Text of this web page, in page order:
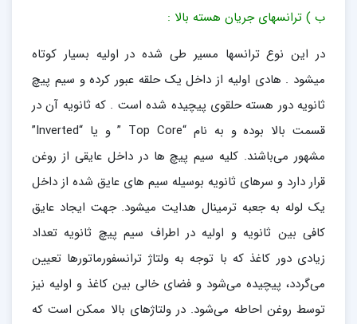
ب ) ترانسهای جریان هسته بالا :
در این نوع ترانسها مسیر طی شده در اولیه بسیار کوتاه
میشود . هادی اولیه از داخل یک حلقه عبور کرده و سیم پیچ
ثانویه دور هسته حلقوی پیچیده شده است . که ثانویه آن در
قسمت بالا بوده و به نام “Top Core ” و یا “Inverted”
مشهور می‌باشند. کلیه سیم پیچ ها در داخل عایقی از روغن
قرار دارد و سرهای ثانویه بوسیله سیم های عایق شده از داخل
یک لوله به جعبه ترمینال هدایت میشود. جهت ایجاد عایق
کافی بین ثانویه و اولیه در اطراف سیم پیچ ثانویه تعداد
زیادی دور کاغذ که با توجه به ولتاژ ترانسفورماتورها تعیین
می‌گردد، پیچیده می‌شود و فضای خالی بین کاغذ و اولیه نیز
توسط روغن احاطه می‌شود. در ولتاژهای بالا ممکن است که